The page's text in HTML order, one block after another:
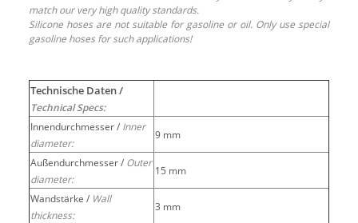
match our very high quality standards.
Silicone hoses are not suitable for gasoline or oil. Only use special
gasoline hoses for such applications!
Technische Daten /
Technical Specs:
Innendurchmesser / Inner
diameter:
9 mm
Außendurchmesser / Outer
diameter:
15 mm
Wandstärke / Wall
thickness:
3 mm